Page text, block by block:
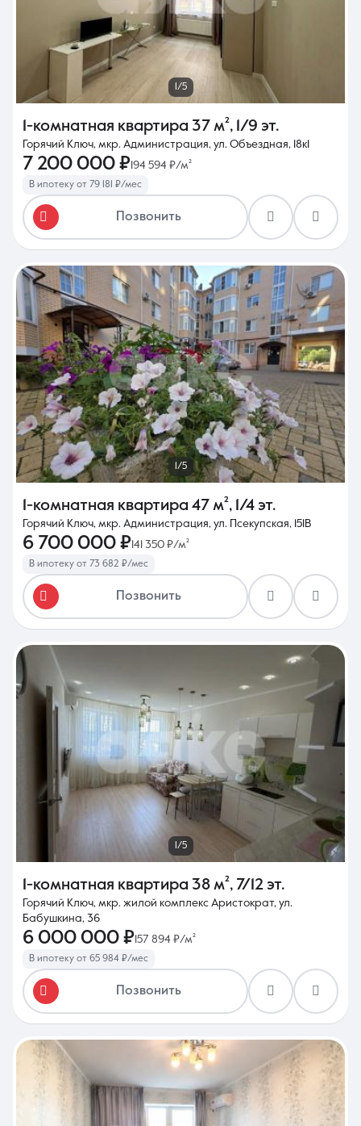
1/5
1-комнатная квартира 37 м², 1/9 эт.
Горячий Ключ, мкр. Администрация, ул. Объездная, 18к1
7 200 000 ₽194 594 ₽/м²
В ипотеку от 79 181 ₽/мес
Позвонить
1/5
1-комнатная квартира 47 м², 1/4 эт.
Горячий Ключ, мкр. Администрация, ул. Псекупская, 151В
6 700 000 ₽ 141 350 ₽/м²
В ипотеку от 73 682 ₽/мес
Позвонить
1/5
1-комнатная квартира 38 м², 7/12 эт.
Горячий Ключ, мкр. жилой комплекс Аристократ, ул.
Бабушкина, 36
6 000 000 ₽ 157 894 ₽/м²
В ипотеку от 65 984 ₽/мес
Позвонить